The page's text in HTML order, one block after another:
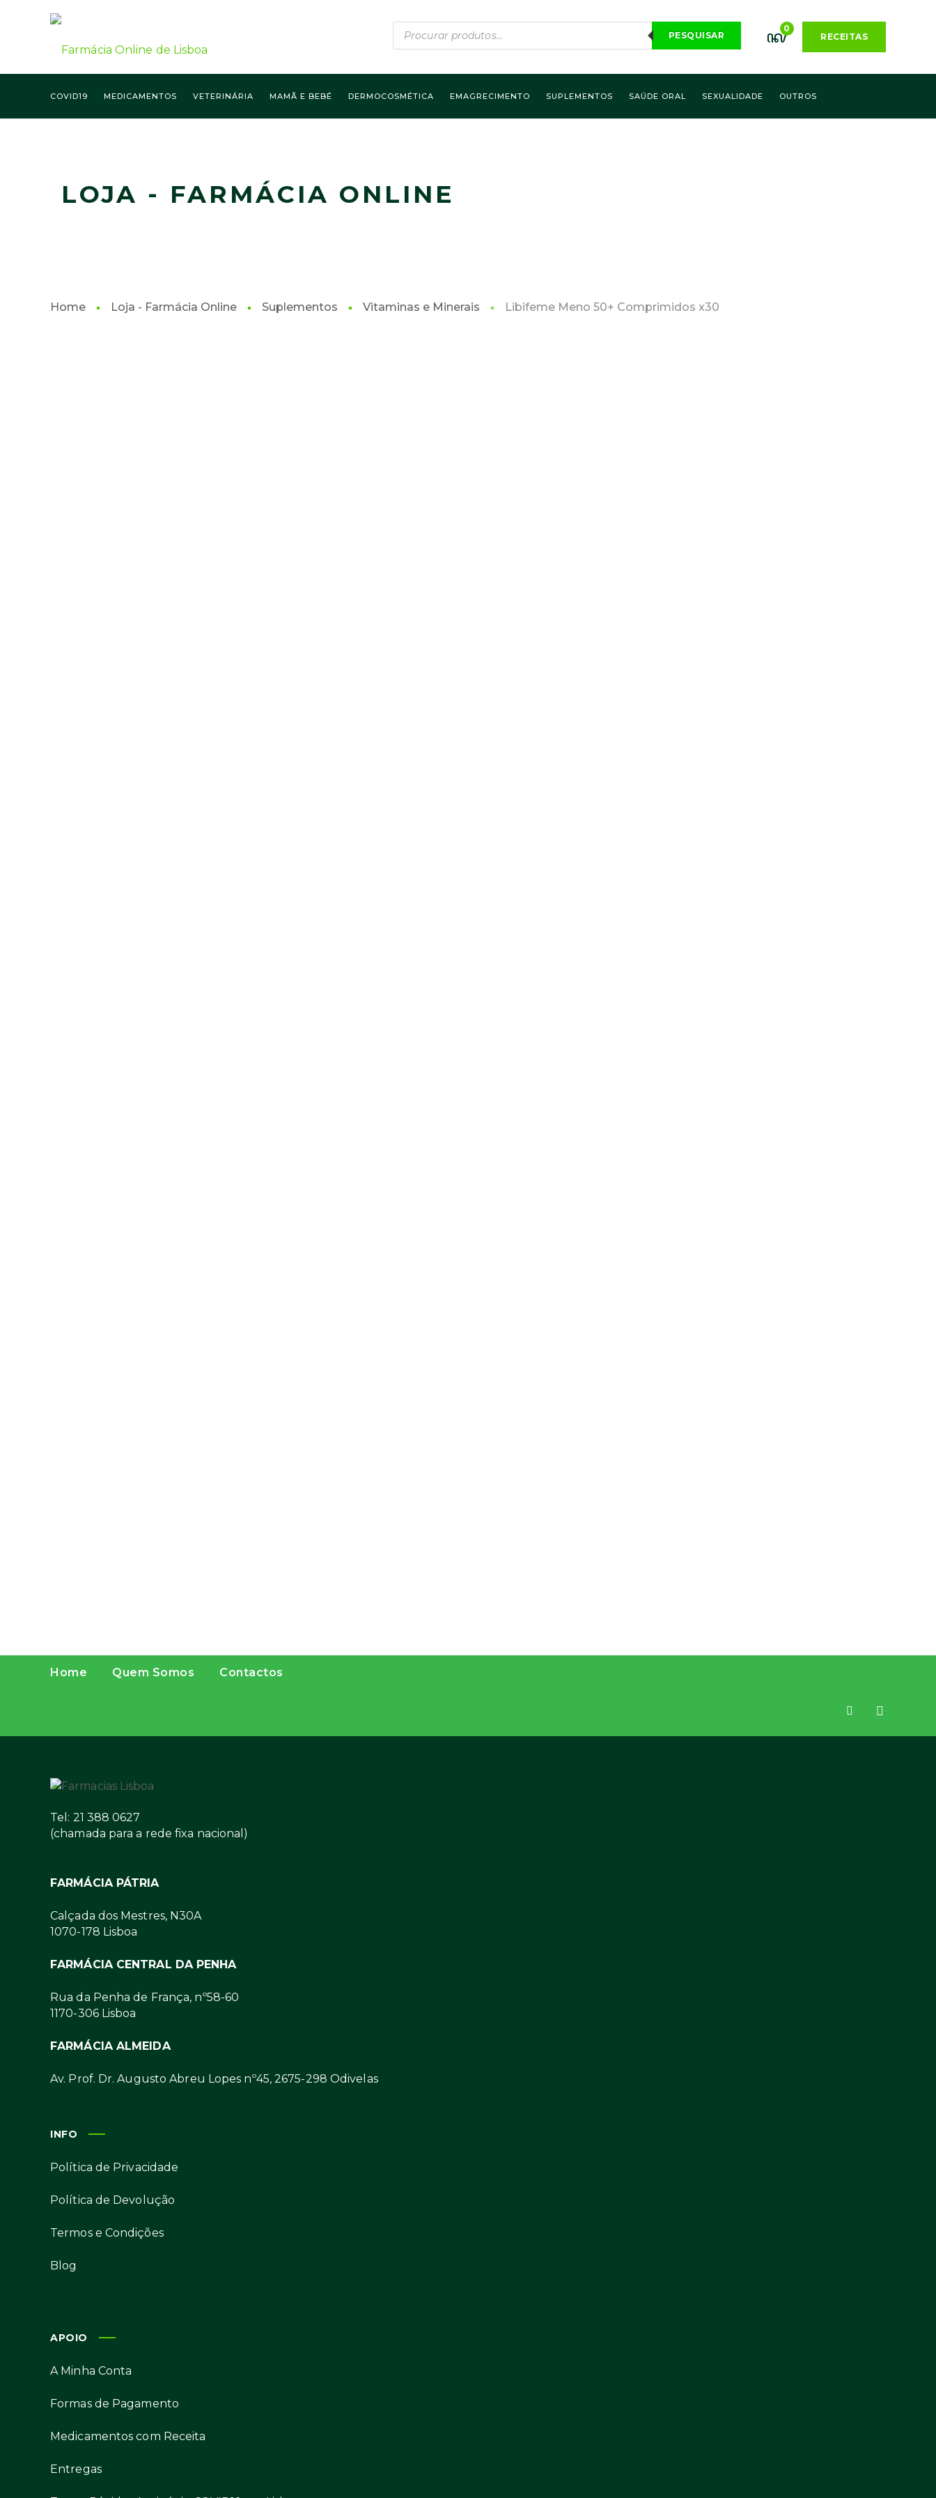
RECEITAS
0
Products
search
PESQUISAR
COVID19 MEDICAMENTOS VETERINÁRIA MAMÃ E BEBÉ DERMOCOSMÉTICA EMAGRECIMENTO SUPLEMENTOS SAÚDE ORAL SEXUALIDADE OUTROS
LOJA - FARMÁCIA ONLINE
Home Loja - Farmácia Online Suplementos Vitaminas e Minerais Libifeme Meno 50+ Comprimidos x30
Home Quem Somos Contactos
Tel: 21 388 0627
(chamada para a rede fixa nacional)
FARMÁCIA PÁTRIA
Calçada dos Mestres, N30A
1070-178 Lisboa
FARMÁCIA CENTRAL DA PENHA
Rua da Penha de França, nº58-60
1170-306 Lisboa
FARMÁCIA ALMEIDA
Av. Prof. Dr. Augusto Abreu Lopes nº45, 2675-298 Odivelas
INFO
Política de Privacidade
Política de Devolução
Termos e Condições
Blog
APOIO
A Minha Conta
Formas de Pagamento
Medicamentos com Receita
Entregas